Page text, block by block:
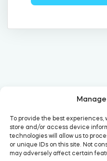
To provide the best experiences,
store and/or access device
technologies will allow us to
or unique IDs on this site. Not
may adversely affect certain
Tedee Biometric